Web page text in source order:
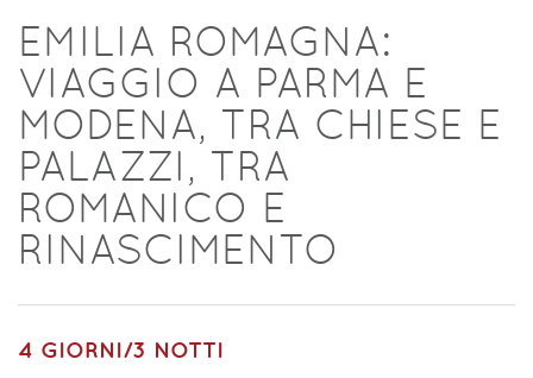
EMILIA ROMAGNA:
VIAGGIO A PARMA E
MODENA, TRA CHIESE E
PALAZZI, TRA
ROMANICO E
RINASCIMENTO
4 GIORNI/3 NOTTI